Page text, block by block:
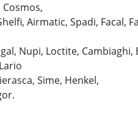
Airmatic, Spadi, Facal,
Nupi, Loctite, Cambiaghi,
Sime, Henkel,